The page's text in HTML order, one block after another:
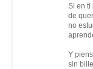
Si en
de
no
Y
sin